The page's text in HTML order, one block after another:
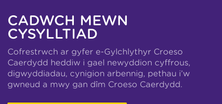
CADWCH MEWN
CYSYLLTIAD
Cofrestrwch ar gyfer e-Gylchlythyr Croeso
Caerdydd heddiw i gael newyddion cyffrous,
digwyddiadau, cynigion arbennig, pethau i’w
gwneud a mwy gan dîm Croeso Caerdydd.